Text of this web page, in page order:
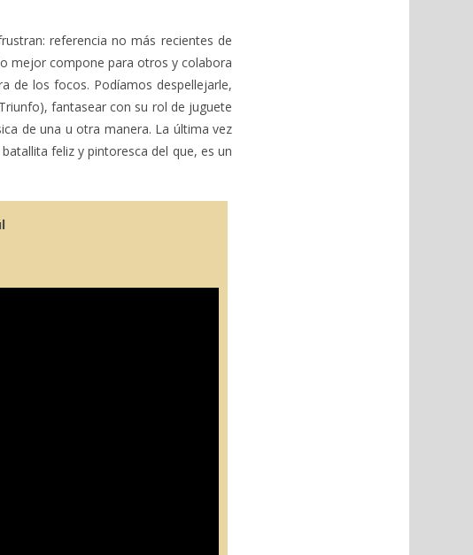
referencia no más recientes de
mejor compone para otros y colabora
de los focos. Podíamos despellejarle,
fantasear con su rol de juguete
de una u otra manera. La última vez
feliz y pintoresca del que, es un